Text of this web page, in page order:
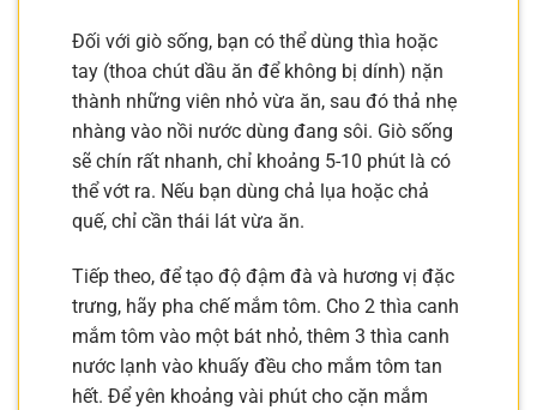
Đối với giò sống, bạn có thể dùng thìa hoặc
tay (thoa chút dầu ăn để không bị dính) nặn
thành những viên nhỏ vừa ăn, sau đó thả nhẹ
nhàng vào nồi nước dùng đang sôi. Giò sống
sẽ chín rất nhanh, chỉ khoảng 5-10 phút là có
thể vớt ra. Nếu bạn dùng chả lụa hoặc chả
quế, chỉ cần thái lát vừa ăn.
Tiếp theo, để tạo độ đậm đà và hương vị đặc
trưng, hãy pha chế mắm tôm. Cho 2 thìa canh
mắm tôm vào một bát nhỏ, thêm 3 thìa canh
nước lạnh vào khuấy đều cho mắm tôm tan
hết. Để yên khoảng vài phút cho cặn mắm